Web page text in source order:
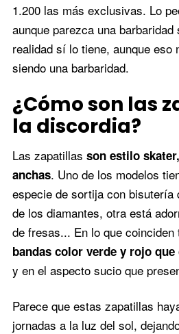
1.200 las más exclusivas. Lo
aunque parezca una
realidad sí lo tiene, aunque eso
siendo una barbaridad.
¿Cómo son las
la discordia?
Las zapatillas son estilo
anchas. Uno de los modelos
especie de sortija con bisutería
de los diamantes, otra está
de fresas... En lo que coinciden
bandas color verde y rojo
y en el aspecto sucio que
Parece que estas zapatillas
jornadas a la luz del sol,